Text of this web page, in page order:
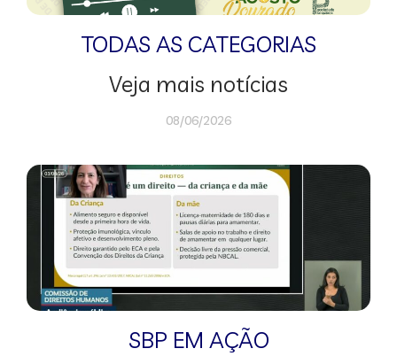
TODAS AS CATEGORIAS
Veja mais notícias
08/06/2026
SBP EM AÇÃO